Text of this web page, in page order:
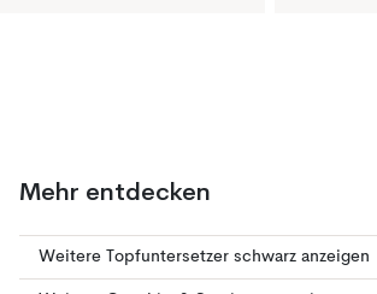
Mehr entdecken
Weitere Topfuntersetzer schwarz anzeigen